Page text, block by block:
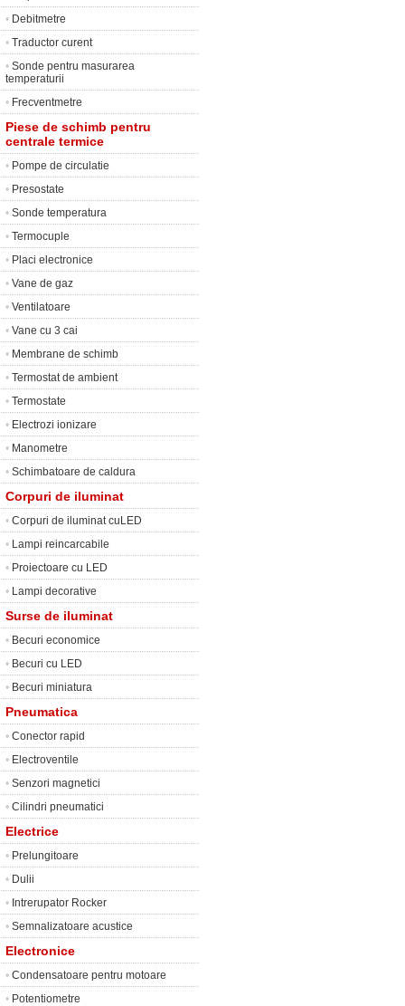
• Debitmetre
• Traductor curent
• Sonde pentru masurarea
temperaturii
• Frecventmetre
Piese de schimb pentru
centrale termice
• Pompe de circulatie
• Presostate
• Sonde temperatura
• Termocuple
• Placi electronice
• Vane de gaz
• Ventilatoare
• Vane cu 3 cai
• Membrane de schimb
• Termostat de ambient
• Termostate
• Electrozi ionizare
• Manometre
• Schimbatoare de caldura
Corpuri de iluminat
• Corpuri de iluminat cuLED
• Lampi reincarcabile
• Proiectoare cu LED
• Lampi decorative
Surse de iluminat
• Becuri economice
• Becuri cu LED
• Becuri miniatura
Pneumatica
• Conector rapid
• Electroventile
• Senzori magnetici
• Cilindri pneumatici
Electrice
• Prelungitoare
• Dulii
• Intrerupator Rocker
• Semnalizatoare acustice
Electronice
• Condensatoare pentru motoare
• Potentiometre